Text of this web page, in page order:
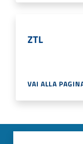
ZTL
VAI ALLA